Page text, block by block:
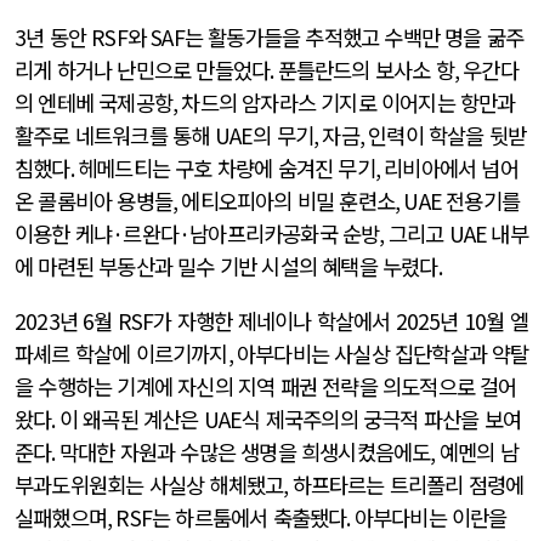
3년 동안 RSF와SAF는 활동가들을 추적했고 수백만 명을 굶주
리게 하거나 난민으로 만들었다.푼틀란드의 보사소 항,우간다
의 엔테베 국제공항,차드의 암자라스 기지로 이어지는 항만과
활주로 네트워크를 통해 UAE의 무기,자금,인력이 학살을 뒷받
침했다.헤메드티는 구호 차량에 숨겨진 무기,리비아에서 넘어
온 콜롬비아 용병들,에티오피아의 비밀 훈련소, UAE전용기를
이용한 케냐·르완다·남아프리카공화국 순방,그리고 UAE내부
에 마련된 부동산과 밀수 기반 시설의 혜택을 누렸다.
2023년 6월 RSF가 자행한 제네이나 학살에서 2025년 10월 엘
파셰르 학살에 이르기까지,아부다비는 사실상 집단학살과 약탈
을 수행하는 기계에 자신의 지역 패권 전략을 의도적으로 걸어
왔다.이 왜곡된 계산은 UAE식 제국주의의 궁극적 파산을 보여
준다.막대한 자원과 수많은 생명을 희생시켰음에도, 예멘의 남
부과도위원회는 사실상 해체됐고,하프타르는 트리폴리 점령에
실패했으며, RSF는 하르툼에서 축출됐다.아부다비는 이란을